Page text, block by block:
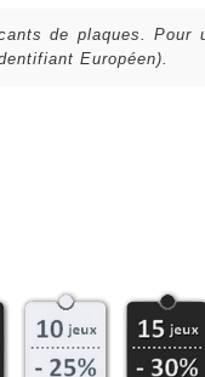
de plaques. Pour
Européen).